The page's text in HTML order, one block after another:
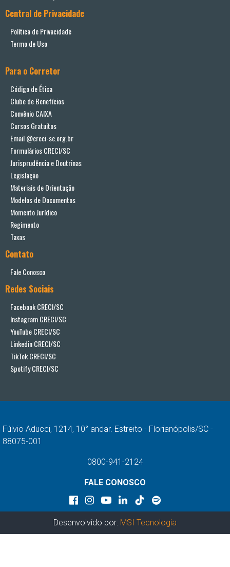
Central de Privacidade
Política de Privacidade
Termo de Uso
Para o Corretor
Código de Ética
Clube de Benefícios
Convênio CAIXA
Cursos Gratuitos
Email @creci-sc.org.br
Formulários CRECI/SC
Jurisprudência e Doutrinas
Legislação
Materiais de Orientação
Modelos de Documentos
Momento Jurídico
Regimento
Taxas
Contato
Fale Conosco
Redes Sociais
Facebook CRECI/SC
Instagram CRECI/SC
YouTube CRECI/SC
Linkedin CRECI/SC
TikTok CRECI/SC
Spotify CRECI/SC
Fúlvio Aducci, 1214, 10° andar. Estreito - Florianópolis/SC -
88075-001
0800-941-2124
FALE CONOSCO
Desenvolvido por: MSI Tecnologia